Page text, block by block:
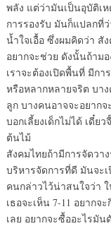
พลัง แต่ว่ามันเป็นอุบัติเ
การรองรับ มันก็แปลกที่
น้ำใจเอื้อ ซึ่งผมคิดว่า
อยากจะช่วย ดังนั้นถ้าม
เราจะต้องเปิดพื้นที่ มีก
หรือหลากหลายจริต บา
ลูก บางคนอาจจะอยาก
บอกเลี้ยงเด็กไม่ได้ เดี๋ย
ต้นไม้
สังคมไทยถ้ามีการจัดวา
บริหารจัดการที่ดี มันจะ
คนกล่าวไว้น่าสนใจว่า
เธอจะเห็น 7-11 อยาก
เลย อยากจะซื้ออะไรมัน